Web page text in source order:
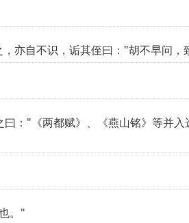
亦自不识，诟其侄曰："胡不早问，
："《两都赋》、《燕山铭》等并
。"